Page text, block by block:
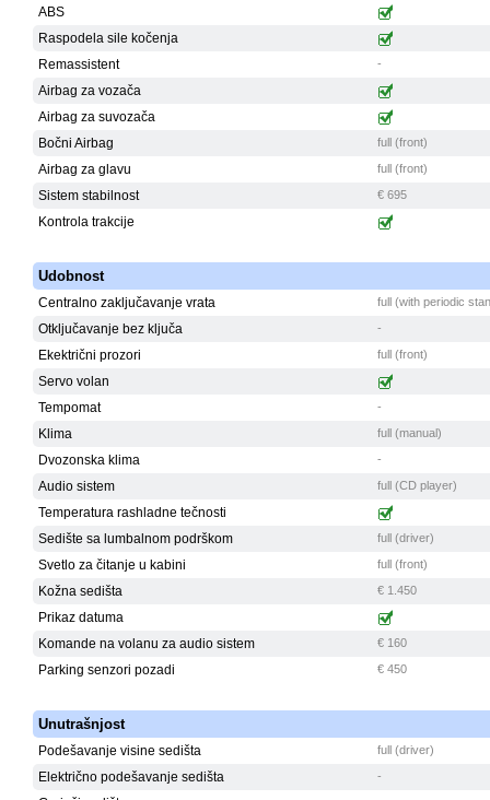
ABS
Raspodela sile kočenja
Remassistent
-
Airbag za vozača
Airbag za suvozača
Bočni Airbag
full (front)
Airbag za glavu full (front)
Sistem stabilnost € 695
Kontrola trakcije
Udobnost
Centralno zaključavanje vrata full (with periodic
Otključavanje bez ključa -
Ekektrični prozori full (front)
Servo volan
Tempomat
-
Klima full (manual)
Dvozonska klima -
Audio sistem full (CD player)
Temperatura rashladne tečnosti
Sedište sa lumbalnom podrškom
full (driver)
Svetlo za čitanje u kabini full (front)
Kožna sedišta € 1.450
Prikaz datuma
Komande na volanu za audio sistem
€ 160
Parking senzori pozadi € 450
Unutrašnjost
Podešavanje visine sedišta full (driver)
Električno podešavanje sedišta -